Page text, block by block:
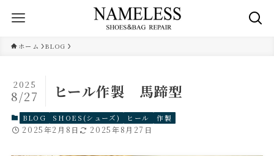
ホーム BLOG
ヒール作製 馬蹄型
2025
8/27
BLOG SHOES(シューズ) ヒール 作製
2025年2月8日 2025年8月27日